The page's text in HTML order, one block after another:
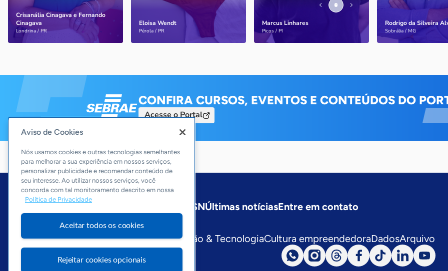
Crisanália Cinagava e Fernando
Cinagava
Londrina / PR
Saiba mais
Eloisa Wendt
Pérola / PR
Saiba mais
Marcus Linhares
Picos / PI
Saiba mais
Rodrigo da Silveira
Sobrália / MG
Saiba mais
CONFIRA CURSOS, EVENTOS E CONTEÚDOS DO
Acesse o Portal
Início Sobre a ASNÚltimas notíciasEntre em contato
Economia & PolíticaInovação & TecnologiaCultura empreendedoraDadosArquivo
Visite o Portal Sebrae
Aviso de Cookies
Nós usamos cookies e outras tecnologias semelhantes
para melhorar a sua experiência em nossos serviços,
personalizar publicidade e recomendar conteúdo de
seu interesse. Ao utilizar nossos serviços, você
concorda com tal monitoramento descrito em nossa
Política de Privacidade
Aceitar todos os cookies
Rejeitar cookies opcionais